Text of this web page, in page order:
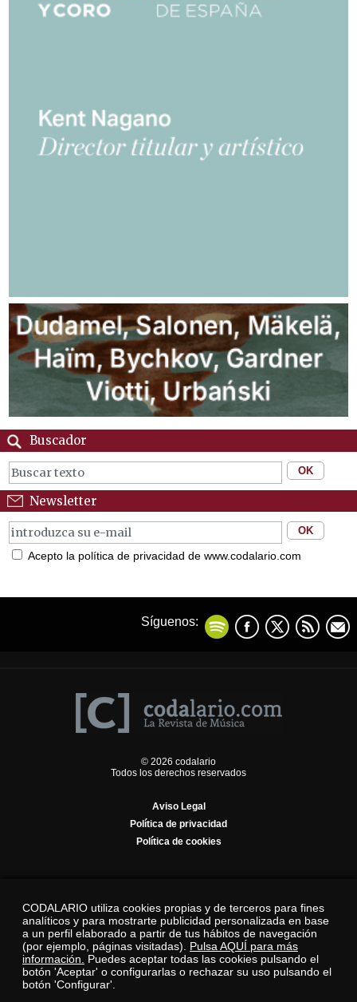
Buscador
Newsletter
Acepto la política de privacidad de www.codalario.com
Síguenos:
© 2026 codalario
Todos los derechos reservados
Aviso Legal
Política de privacidad
Política de cookies
CODALARIO utiliza cookies propias y de terceros para fines
analíticos y para mostrarte publicidad personalizada en base
a un perfil elaborado a partir de tus hábitos de navegación
(por ejemplo, páginas visitadas). Pulsa AQUÍ para más
información.
Puedes aceptar todas las cookies pulsando el
botón 'Aceptar' o configurarlas o rechazar su uso pulsando el
botón 'Configurar'.